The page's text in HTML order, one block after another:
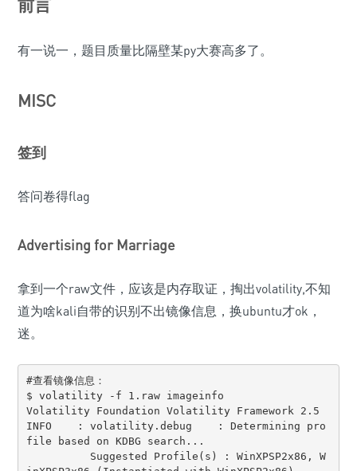
前言
有一说一，题目质量比隔壁某py大赛高多了。
MISC
签到
答问卷得flag
Advertising for Marriage
拿到一个raw文件，应该是内存取证，掏出volatility,不知
道为啥kali自带的识别不出镜像信息，换ubuntu才ok，
迷。
#查看镜像信息：
$ volatility -f 1.raw imageinfo
Volatility Foundation Volatility Framework 2.5
INFO    : volatility.debug    : Determining pro
file based on KDBG search...
Suggested Profile(s) : WinXPSP2x86, W